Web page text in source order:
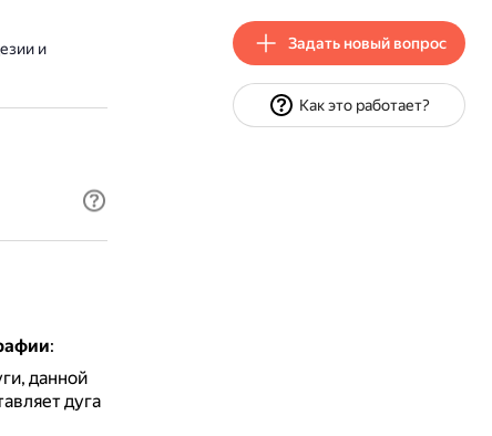
и
:
данной
дуга
Задать новый вопрос
Как это работает?